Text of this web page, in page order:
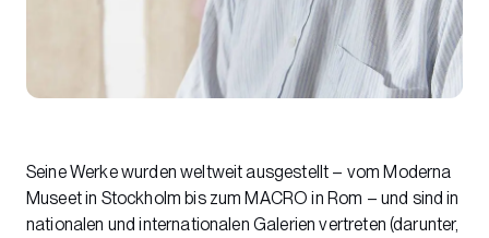
Seine Werke wurden weltweit ausgestellt – vom Moderna
Museet in Stockholm bis zum MACRO in Rom – und sind in
nationalen und internationalen Galerien vertreten (darunter,